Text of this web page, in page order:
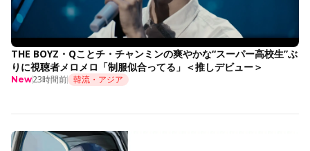
THE BOYZ・Qことチ・チャンミンの爽やかな“スーパー高校生”ぶ
りに視聴者メロメロ「制服似合ってる」＜推しデビュー＞
New23時間前 韓流・アジア